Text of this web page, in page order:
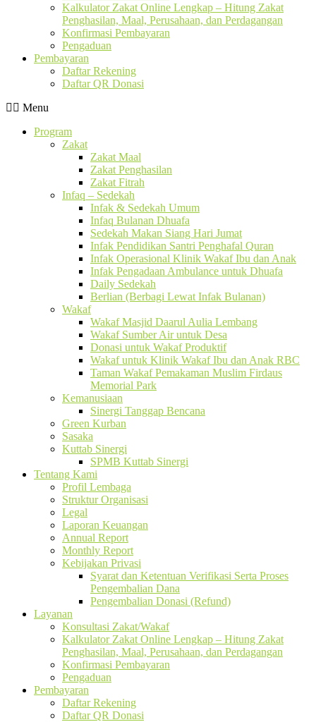
Kalkulator Zakat Online Lengkap – Hitung Zakat
Penghasilan, Maal, Perusahaan, dan Perdagangan
Konfirmasi Pembayaran
Pengaduan
Pembayaran
Daftar Rekening
Daftar QR Donasi
Menu
Program
Zakat
Zakat Maal
Zakat Penghasilan
Zakat Fitrah
Infaq – Sedekah
Infak & Sedekah Umum
Infaq Bulanan Dhuafa
Sedekah Makan Siang Hari Jumat
Infak Pendidikan Santri Penghafal Quran
Infak Operasional Klinik Wakaf Ibu dan Anak
Infak Pengadaan Ambulance untuk Dhuafa
Daily Sedekah
Berlian (Berbagi Lewat Infak Bulanan)
Wakaf
Wakaf Masjid Daarul Aulia Lembang
Wakaf Sumber Air untuk Desa
Donasi untuk Wakaf Produktif
Wakaf untuk Klinik Wakaf Ibu dan Anak RBC
Taman Wakaf Pemakaman Muslim Firdaus
Memorial Park
Kemanusiaan
Sinergi Tanggap Bencana
Green Kurban
Sasaka
Kuttab Sinergi
SPMB Kuttab Sinergi
Tentang Kami
Profil Lembaga
Struktur Organisasi
Legal
Laporan Keuangan
Annual Report
Monthly Report
Kebijakan Privasi
Syarat dan Ketentuan Verifikasi Serta Proses
Pengembalian Dana
Pengembalian Donasi (Refund)
Layanan
Konsultasi Zakat/Wakaf
Kalkulator Zakat Online Lengkap – Hitung Zakat
Penghasilan, Maal, Perusahaan, dan Perdagangan
Konfirmasi Pembayaran
Pengaduan
Pembayaran
Daftar Rekening
Daftar QR Donasi